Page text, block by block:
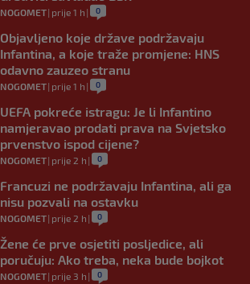
NOGOMET| prije 1 h | 0
Objavljeno koje države podržavaju
Infantina, a koje traže promjene: HNS
odavno zauzeo stranu
NOGOMET| prije 1 h | 0
UEFA pokreće istragu: Je li Infantino
namjeravao prodati prava na Svjetsko
prvenstvo ispod cijene?
NOGOMET| prije 2 h | 0
Francuzi ne podržavaju Infantina, ali ga
nisu pozvali na ostavku
NOGOMET| prije 2 h | 0
Žene će prve osjetiti posljedice, ali
poručuju: Ako treba, neka bude bojkot
NOGOMET| prije 3 h | 0